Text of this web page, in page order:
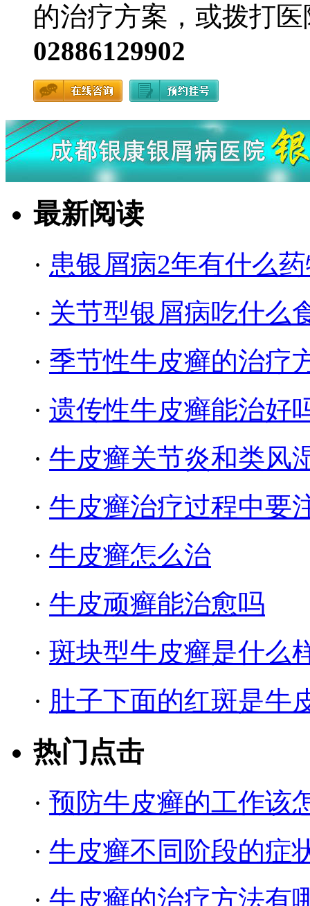
的治疗方案，或拨打
02886129902
最新阅读
· 患银屑病2年有什么
· 关节型银屑病吃什么
· 季节性牛皮癣的治疗
· 遗传性牛皮癣能治好
· 牛皮癣关节炎和类风
· 牛皮癣治疗过程中要
· 牛皮癣怎么治
· 牛皮顽癣能治愈吗
· 斑块型牛皮癣是什么
· 肚子下面的红斑是牛
热门点击
· 预防牛皮癣的工作该
· 牛皮癣不同阶段的症
· 牛皮癣的治疗方法有